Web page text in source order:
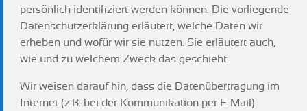
persönlich identifiziert werden können. Die vorliegende
Datenschutzerklärung erläutert, welche Daten wir
erheben und wofür wir sie nutzen. Sie erläutert auch,
wie und zu welchem Zweck das geschieht.
Wir weisen darauf hin, dass die Datenübertragung im
Internet (z.B. bei der Kommunikation per E-Mail)